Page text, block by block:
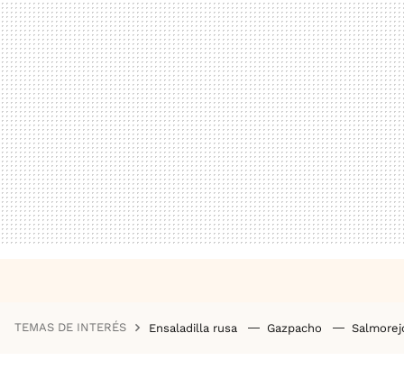
TEMAS DE INTERÉS Ensaladilla rusa Gazpacho